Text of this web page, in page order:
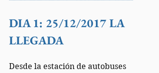
DIA 1: 25/12/2017 LA
LLEGADA
Desde la estación de autobuses